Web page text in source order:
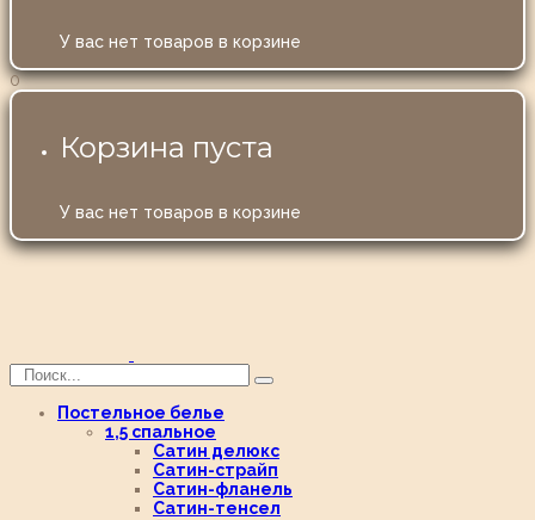
У вас нет товаров в корзине
0
Корзина пуста
У вас нет товаров в корзине
Постельное белье
1,5 спальное
Сатин делюкс
Сатин-страйп
Сатин-фланель
Сатин-тенсел